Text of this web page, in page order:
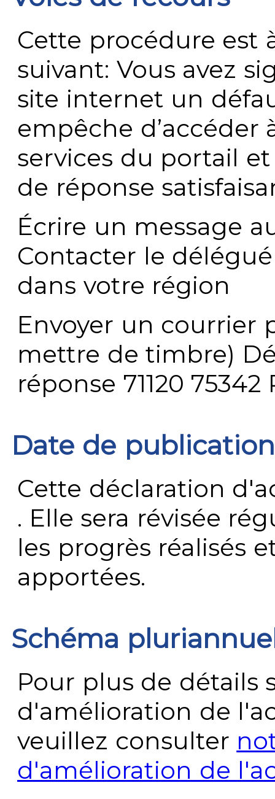
Cette procédure est
suivant: Vous avez
site internet un
empêche
services du portail
de réponse
Écrire un message
Contacter le
dans votre région
Envoyer un courrier
mettre de timbre)
réponse 71120 75342
Date de publication
Cette déclaration
. Elle sera révisée
les progrès réalisés
apportées.
Schéma
Pour plus de détails
d'amélioration de
veuillez consulter
d'amélioration de